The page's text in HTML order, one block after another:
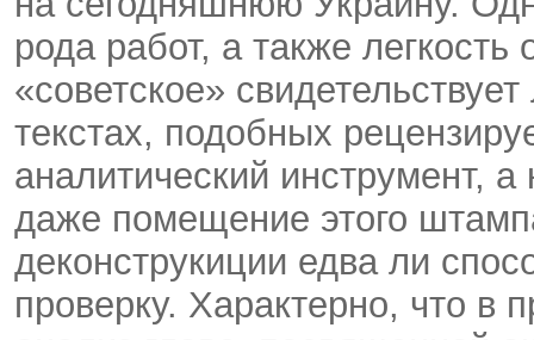
рода работ, а также
«советское»
текстах, подобных
аналитический инструмент,
даже помещение этого
деконструкиции едва ли
проверку. Характерно, что в